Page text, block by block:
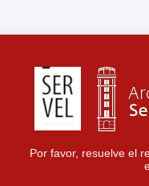
Por favor, resuelve el